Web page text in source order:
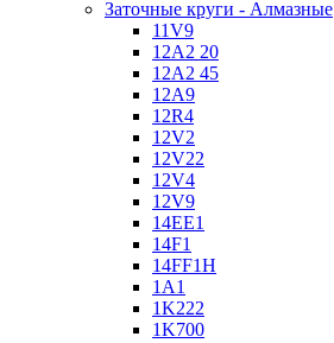
Заточные круги - Алмазные
11V9
12A2 20
12A2 45
12A9
12R4
12V2
12V22
12V4
12V9
14EE1
14F1
14FF1H
1A1
1K222
1K700